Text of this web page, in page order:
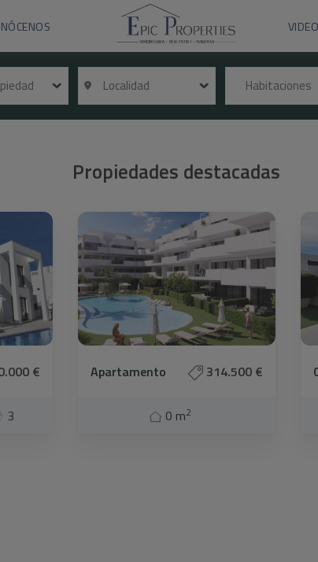
Localidad Habitaciones
Propiedades destacadas
€
3
Apartamento 314.500 €
0 m2